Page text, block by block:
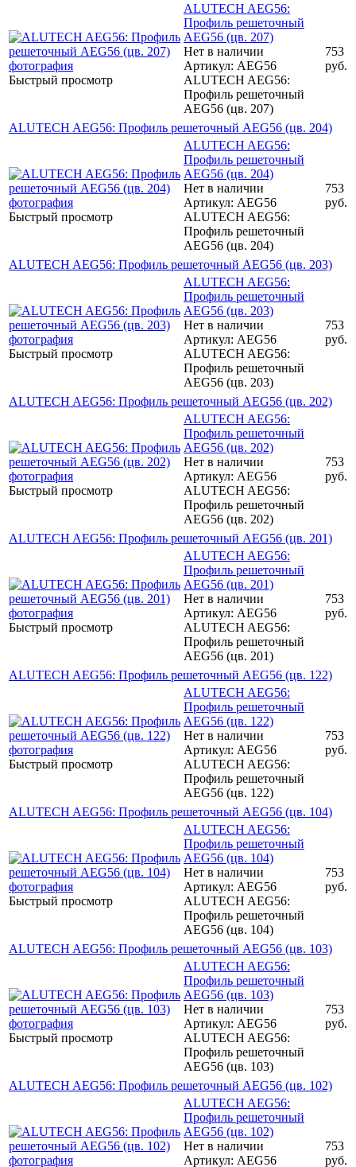
Быстрый просмотр
ALUTECH AEG56:
Профиль решеточный
AEG56 (цв. 207)
Нет в наличии
Артикул: AEG56
ALUTECH AEG56:
Профиль решеточный
AEG56 (цв. 207)
753
руб.
ALUTECH AEG56: Профиль решеточный AEG56 (цв. 204)
Быстрый просмотр
ALUTECH AEG56:
Профиль решеточный
AEG56 (цв. 204)
Нет в наличии
Артикул: AEG56
ALUTECH AEG56:
Профиль решеточный
AEG56 (цв. 204)
753
руб.
ALUTECH AEG56: Профиль решеточный AEG56 (цв. 203)
Быстрый просмотр
ALUTECH AEG56:
Профиль решеточный
AEG56 (цв. 203)
Нет в наличии
Артикул: AEG56
ALUTECH AEG56:
Профиль решеточный
AEG56 (цв. 203)
753
руб.
ALUTECH AEG56: Профиль решеточный AEG56 (цв. 202)
Быстрый просмотр
ALUTECH AEG56:
Профиль решеточный
AEG56 (цв. 202)
Нет в наличии
Артикул: AEG56
ALUTECH AEG56:
Профиль решеточный
AEG56 (цв. 202)
753
руб.
ALUTECH AEG56: Профиль решеточный AEG56 (цв. 201)
Быстрый просмотр
ALUTECH AEG56:
Профиль решеточный
AEG56 (цв. 201)
Нет в наличии
Артикул: AEG56
ALUTECH AEG56:
Профиль решеточный
AEG56 (цв. 201)
753
руб.
ALUTECH AEG56: Профиль решеточный AEG56 (цв. 122)
Быстрый просмотр
ALUTECH AEG56:
Профиль решеточный
AEG56 (цв. 122)
Нет в наличии
Артикул: AEG56
ALUTECH AEG56:
Профиль решеточный
AEG56 (цв. 122)
753
руб.
ALUTECH AEG56: Профиль решеточный AEG56 (цв. 104)
Быстрый просмотр
ALUTECH AEG56:
Профиль решеточный
AEG56 (цв. 104)
Нет в наличии
Артикул: AEG56
ALUTECH AEG56:
Профиль решеточный
AEG56 (цв. 104)
753
руб.
ALUTECH AEG56: Профиль решеточный AEG56 (цв. 103)
Быстрый просмотр
ALUTECH AEG56:
Профиль решеточный
AEG56 (цв. 103)
Нет в наличии
Артикул: AEG56
ALUTECH AEG56:
Профиль решеточный
AEG56 (цв. 103)
753
руб.
ALUTECH AEG56: Профиль решеточный AEG56 (цв. 102)
ALUTECH AEG56:
Профиль решеточный
AEG56 (цв. 102)
Нет в наличии
Артикул: AEG56
753
руб.